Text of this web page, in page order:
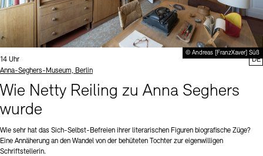
© Andreas [FranzXaver] Süß
Uhrzeit:
14 Uhr
Standort
Anna-Seghers-Museum, Berlin
Wie Netty Reiling zu Anna Seghers
wurde
Wie sehr hat das Sich-Selbst-Befreien ihrer literarischen Figuren biografische Züge?
Eine Annäherung an den Wandel von der behüteten Tochter zur eigenwilligen
Schriftstellerin.
DE